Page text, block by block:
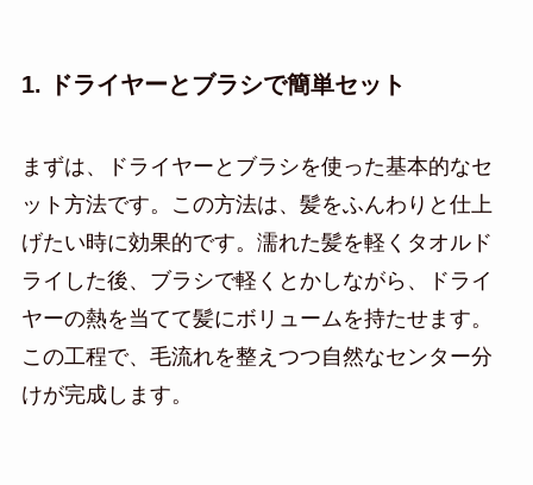
1. ドライヤーとブラシで簡単セット
まずは、ドライヤーとブラシを使った基本的なセ
ット方法です。この方法は、髪をふんわりと仕上
げたい時に効果的です。濡れた髪を軽くタオルド
ライした後、ブラシで軽くとかしながら、ドライ
ヤーの熱を当てて髪にボリュームを持たせます。
この工程で、毛流れを整えつつ自然なセンター分
けが完成します。